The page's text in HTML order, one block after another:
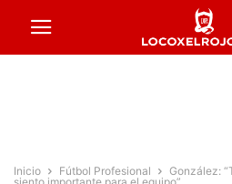
Inicio Fútbol Profesional
González: